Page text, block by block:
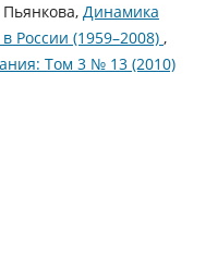
Динамика
России (1959–2008) ,
Том 3 № 13 (2010)